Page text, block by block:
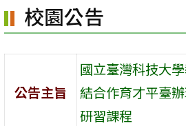
區
校園公告
公告主旨
國立臺灣科技大
結合作育才平臺
研習課程